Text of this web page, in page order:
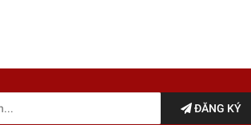
ĐĂNG KÝ